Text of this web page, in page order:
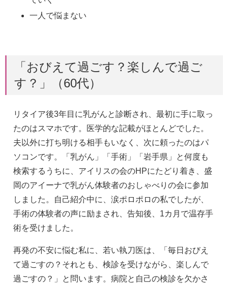
一人で悩まない
「おびえて過ごす？楽しんで過ご
す？」（60代）
リタイア後3年目に乳がんと診断され、最初に手に取っ
たのはスマホです。医学的な記載がほとんどでした。
夫以外に打ち明ける相手もいなく、次に頼ったのはパ
ソコンです。「乳がん」「手術」「岩手県」と何度も
検索するうちに、アイリスの会のHPにたどり着き、盛
岡のアイーナで乳がん体験者のおしゃべりの会に参加
しました。自己紹介中に、涙ポロポロの私でしたが、
手術の体験者の声に励まされ、告知後、1カ月で温存手
術を受けました。
再発の不安に悩む私に、若い執刀医は、「毎日おびえ
て過ごすの？それとも、検診を受けながら、楽しんで
過ごすの？」と問います。病院と自己の検診を欠かさ